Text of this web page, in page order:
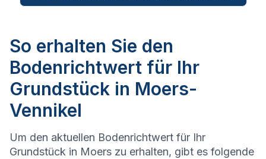
So erhalten Sie den
Bodenrichtwert für Ihr
Grundstück in Moers-
Vennikel
Um den aktuellen Bodenrichtwert für Ihr
Grundstück in Moers zu erhalten, gibt es folgende